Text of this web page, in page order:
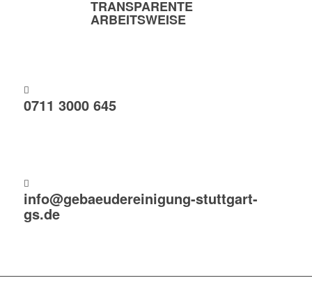
TRANSPARENTE
ARBEITSWEISE
0711 3000 645
info@gebaeudereinigung-stuttgart-
gs.de